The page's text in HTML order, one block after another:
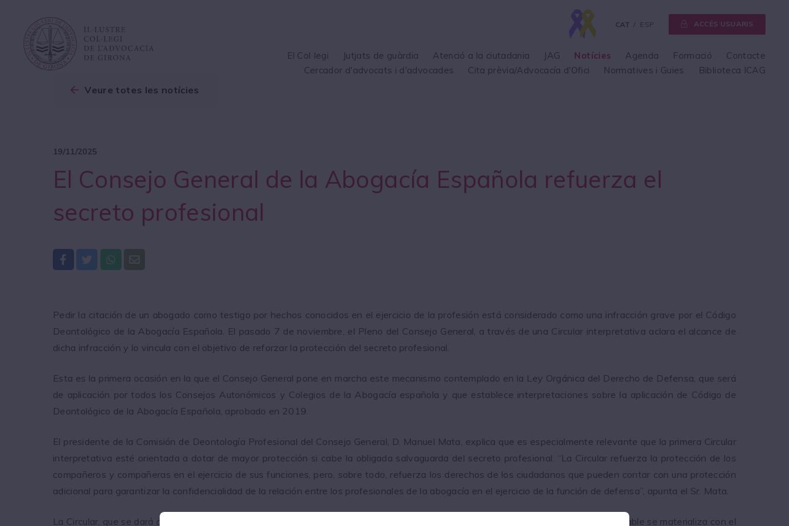
CAT ESP ACCÉS USUARIS
El Col·legi Jutjats de guàrdia Atenció a la ciutadania JAG Notícies Agenda Formació
Contacte
Cercador d'advocats i d'advocades
Cita prèvia/Advocacía d'Ofici Normatives i Guies Biblioteca ICAG
Veure totes les notícies
19/11/2025
El Consejo General de la Abogacía Española refuerza el
secreto profesional
Pedir la citación de un abogado como testigo por hechos conocidos en el ejercicio de la profesión está considerado como una infracción grave por el Código
Deontológico de la Abogacía Española. El pasado 7 de noviembre, el Pleno del Consejo General, a través de una Circular interpretativa aclara el alcance de
dicha infracción y lo vincula con el objetivo de reforzar la protección del secreto profesional.
Esta es la primera ocasión en la que el Consejo General pone en marcha este mecanismo contemplado en la Ley Orgánica del Derecho de Defensa, que será
de aplicación por todos los Consejos Autonómicos y Colegios de la Abogacía española y que establece interpretaciones sobre la aplicación de Código de
Deontológico de la Abogacía Española, aprobado en 2019.
El presidente de la Comisión de Deontología Profesional del Consejo General, D. Manuel Mata, explica que es especialmente relevante que la primera Circular
interpretativa esté orientada a dotar de mayor protección si cabe la obligada salvaguarda del secreto profesional. “La Circular refuerza la protección de los
compañeros y compañeras en el ejercicio de sus funciones, pero, sobre todo, refuerza los derechos de los ciudadanos que pueden contar con una protección
adicional para garantizar la confidencialidad de la relación entre los profesionales de la abogacía en el ejercicio de la función de defensa”, apunta el Sr. Mata.
La Circular, que se dará a conocer a través de todas las Corporaciones colegiales de la Abogacía, establece que la conducta sancionable se materializa con el